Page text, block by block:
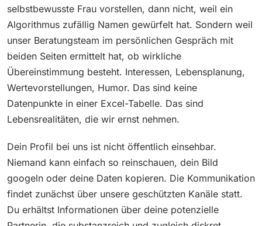
selbstbewusste Frau vorstellen, dann nicht, weil ein
Algorithmus zufällig Namen gewürfelt hat. Sondern weil
unser Beratungsteam im persönlichen Gespräch mit
beiden Seiten ermittelt hat, ob wirkliche
Übereinstimmung besteht. Interessen, Lebensplanung,
Wertevorstellungen, Humor. Das sind keine
Datenpunkte in einer Excel-Tabelle. Das sind
Lebensrealitäten, die wir ernst nehmen.
Dein Profil bei uns ist nicht öffentlich einsehbar.
Niemand kann einfach so reinschauen, dein Bild
googeln oder deine Daten kopieren. Die Kommunikation
findet zunächst über unsere geschützten Kanäle statt.
Du erhältst Informationen über deine potenzielle